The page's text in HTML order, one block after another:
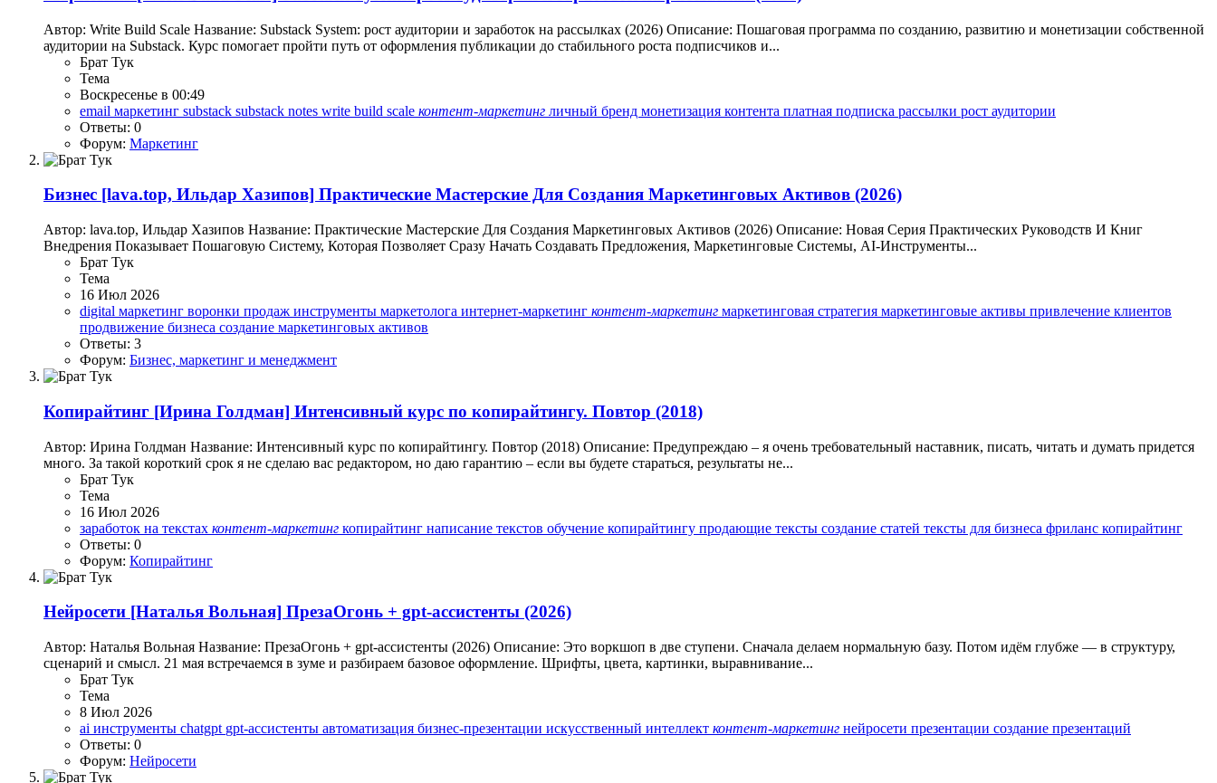
Автор: Write Build Scale Название: Substack System: рост аудитории и заработок на рассылках (2026) Описание: Пошаговая программа по созданию, развитию и монетизации собственной
аудитории на Substack. Курс помогает пройти путь от оформления публикации до стабильного роста подписчиков и...
Брат Тук
Тема
Воскресенье в 00:49
email маркетинг substack substack notes write build scale контент-маркетинг личный бренд монетизация контента платная подписка рассылки рост аудитории
Ответы: 0
Форум: Маркетинг
Бизнес [lava.top, Ильдар Хазипов] Практические Мастерские Для Создания Маркетинговых Активов (2026)
Автор: lava.top, Ильдар Хазипов Название: Практические Мастерские Для Создания Маркетинговых Активов (2026) Описание: Новая Серия Практических Руководств И Книг
Внедрения Показывает Пошаговую Систему, Которая Позволяет Сразу Начать Создавать Предложения, Маркетинговые Системы, AI-Инструменты...
Брат Тук
Тема
16 Июл 2026
digital маркетинг воронки продаж инструменты маркетолога интернет-маркетинг контент-маркетинг маркетинговая стратегия маркетинговые активы привлечение клиентов
продвижение бизнеса создание маркетинговых активов
Ответы: 3
Форум: Бизнес, маркетинг и менеджмент
Копирайтинг [Ирина Голдман] Интенсивный курс по копирайтингу. Повтор (2018)
Автор: Ирина Голдман Название: Интенсивный курс по копирайтингу. Повтор (2018) Описание: Предупреждаю – я очень требовательный наставник, писать, читать и думать придется
много. За такой короткий срок я не сделаю вас редактором, но даю гарантию – если вы будете стараться, результаты не...
Брат Тук
Тема
16 Июл 2026
заработок на текстах контент-маркетинг копирайтинг написание текстов обучение копирайтингу продающие тексты создание статей тексты для бизнеса фриланс копирайтинг
Ответы: 0
Форум: Копирайтинг
Нейросети [Наталья Вольная] ПрезаОгонь + gpt-ассистенты (2026)
Автор: Наталья Вольная Название: ПрезаОгонь + gpt-ассистенты (2026) Описание: Это воркшоп в две ступени. Сначала делаем нормальную базу. Потом идём глубже — в структуру,
сценарий и смысл. 21 мая встречаемся в зуме и разбираем базовое оформление. Шрифты, цвета, картинки, выравнивание...
Брат Тук
Тема
8 Июл 2026
ai инструменты chatgpt gpt-ассистенты автоматизация бизнес-презентации искусственный интеллект контент-маркетинг нейросети презентации создание презентаций
Ответы: 0
Форум: Нейросети